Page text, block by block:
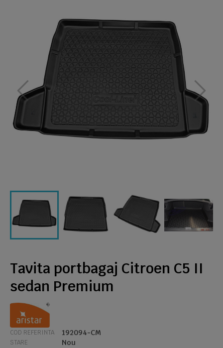
Tavita portbagaj Citroen C5 II
sedan Premium
COD REFERINTA 192094-CM
STARE Nou